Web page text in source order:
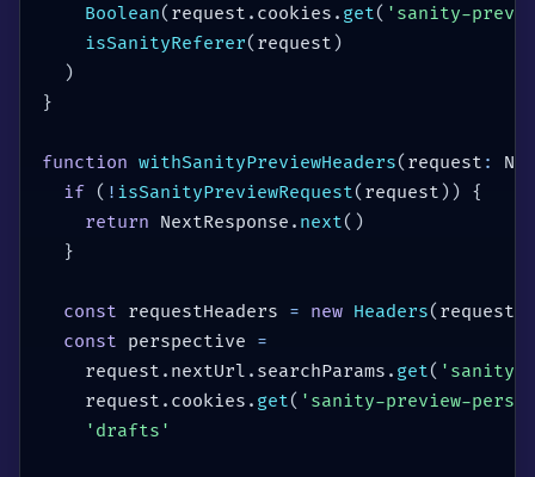
Boolean( request . cookies . get( 'sanity-
isSanityReferer( request )
)
}
function withSanityPreviewHeaders( request :
if
( ! isSanityPreviewRequest( request ) ) {
return NextResponse . next( )
}
const requestHeaders = new Headers( request
const perspective =
    request
. nextUrl . searchParams . get( 'sanity-
    request
. cookies . get( 'sanity-preview-
'drafts'